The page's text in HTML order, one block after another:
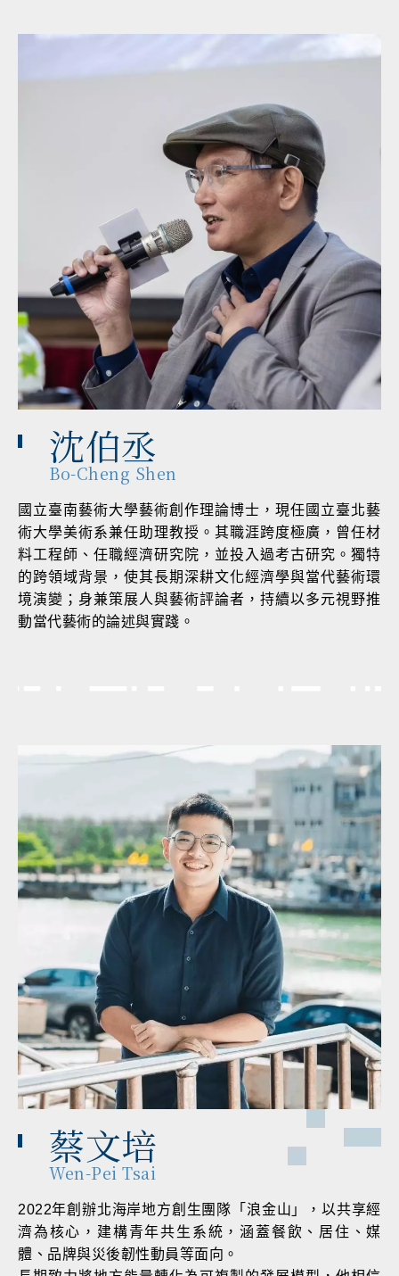
沈伯丞
Bo-Cheng Shen
國立臺南藝術大學藝術創作理論博士，現任國立臺北藝
術大學美術系兼任助理教授。其職涯跨度極廣，曾任材
料工程師、任職經濟研究院，並投入過考古研究。獨特
的跨領域背景，使其長期深耕文化經濟學與當代藝術環
境演變；身兼策展人與藝術評論者，持續以多元視野推
動當代藝術的論述與實踐。
蔡文培
Wen-Pei Tsai
2022年創辦北海岸地方創生團隊「浪金山」，以共享經
濟為核心，建構青年共生系統，涵蓋餐飲、居住、媒
體、品牌與災後韌性動員等面向。